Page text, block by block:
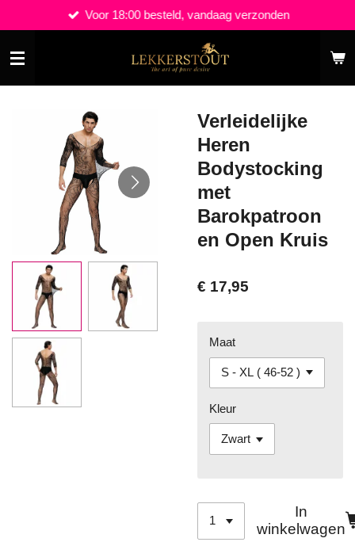
direct
naar
de
hoofdinhoud
Voor 18:00 besteld, vandaag verzonden
Verleidelijke
Heren
Bodystocking
met
Barokpatroon
en Open Kruis
€ 17,95
Maat
Kleur
In
winkelwagen